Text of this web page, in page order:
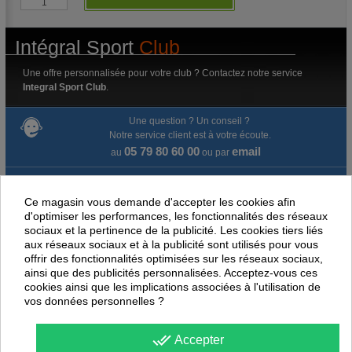
Intégral Sport Club
Une offre personnalisée pour votre club ? Contactez notre service
Integral Sport Club.
Une question ? Un conseil ?
Notre service client est à votre écoute.
au 05 79 80 60 00ou par email
Paiement en ligne 100% sécurisé
Paiement par virement
Satisfait ou remboursé jusqu'à 60 jours
NOUS PENSONS QUE CES ARTICLES
PEUVENT ÉGALEMENT VOUS INTÉRESSER
Ce magasin vous demande d'accepter les cookies afin
d'optimiser les performances, les fonctionnalités des réseaux
sociaux et la pertinence de la publicité. Les cookies tiers liés
aux réseaux sociaux et à la publicité sont utilisés pour vous
offrir des fonctionnalités optimisées sur les réseaux sociaux,
ainsi que des publicités personnalisées. Acceptez-vous ces
cookies ainsi que les implications associées à l'utilisation de
vos données personnelles ?
done_all Accepter